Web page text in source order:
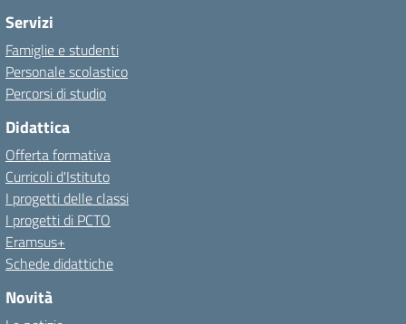
Servizi
Famiglie e studenti
Personale scolastico
Percorsi di studio
Didattica
Offerta formativa
Curricoli d'Istituto
I progetti delle classi
I progetti di PCTO
Eramsus+
Schede didattiche
Novità